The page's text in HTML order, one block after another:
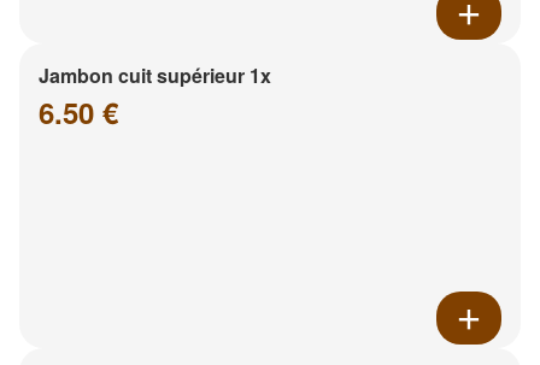
Jambon cuit supérieur 1x
6.50 €